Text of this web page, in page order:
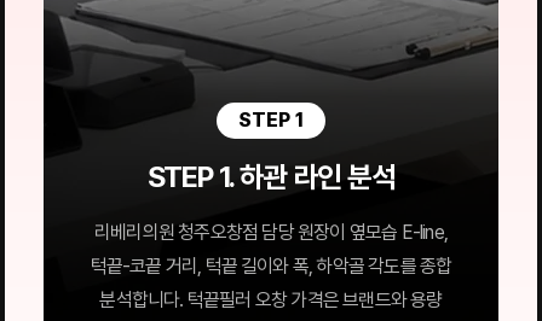
STEP 1
STEP 1. 하관 라인 분석
리베리의원 청주오창점 담당 원장이 옆모습 E-line,
턱끝-코끝 거리, 턱끝 길이와 폭, 하악골 각도를 종합
분석합니다. 턱끝필러 오창 가격은 브랜드와 용량